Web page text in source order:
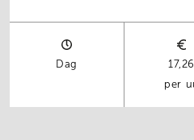
Dag
17,26
per